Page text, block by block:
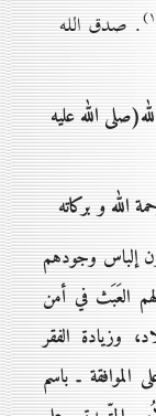
. صدق الله
الله عليه
الله و بركاته
إلباس وجودهم
العَبَث في أمن
وزيادة الفقر
الموافقة ـ باسم